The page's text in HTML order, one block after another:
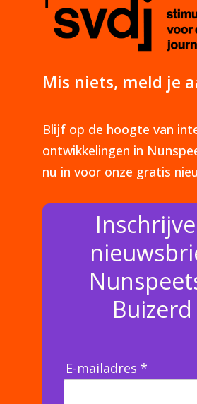
Mis niets, meld je
Blijf op de hoogte van
ontwikkelingen in
nu in voor onze gratis
Buizerd
E-mailadres *